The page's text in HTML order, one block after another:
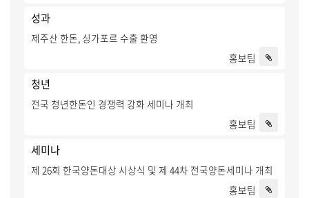
성과
제주산 한돈, 싱가포르 수출 환영
홍보팀
청년
전국 청년한돈인 경쟁력 강화 세미나 개최
홍보팀
세미나
제 26회 한국양돈대상 시상식 및 제 44차 전국양돈세미나 개최
홍보팀